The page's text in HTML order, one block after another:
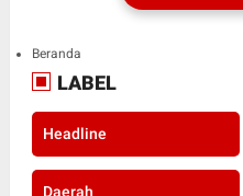
Beranda
LABEL
Headline
Daerah